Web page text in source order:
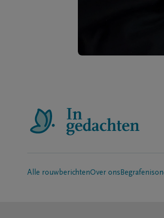
Alle rouwberichtenOver ons